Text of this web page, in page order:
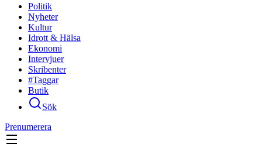
Politik
Nyheter
Kultur
Idrott & Hälsa
Ekonomi
Intervjuer
Skribenter
#Taggar
Butik
Sök
Prenumerera